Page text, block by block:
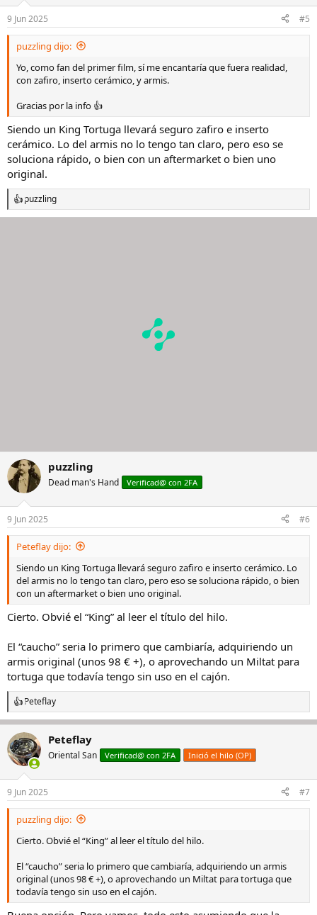
e
s
9 Jun 2025 #5
puzzling dijo:
Yo, como fan del primer film, sí me encantaría que fuera realidad,
con zafiro, inserto cerámico, y armis.
Gracias por la info 👍
Siendo un King Tortuga llevará seguro zafiro e inserto
cerámico. Lo del armis no lo tengo tan claro, pero eso se
soluciona rápido, o bien con un aftermarket o bien uno
original.
R
e
puzzling
puzzling
Dead man's Hand Verificad@ con 2FA
9 Jun 2025 #6
Peteflay dijo:
Siendo un King Tortuga llevará seguro zafiro e inserto cerámico. Lo
del armis no lo tengo tan claro, pero eso se soluciona rápido, o bien
con un aftermarket o bien uno original.
Cierto. Obvié el “King” al leer el título del hilo.
El “caucho” seria lo primero que cambiaría, adquiriendo un
armis original (unos 98 € +), o aprovechando un Miltat para
tortuga que todavía tengo sin uso en el cajón.
R
e
c
c
i
e
s
Peteflay
Peteflay
Oriental San Verificad@ con 2FA Inició el hilo (OP)
9 Jun 2025 #7
puzzling dijo:
Cierto. Obvié el “King” al leer el título del hilo.
El “caucho” seria lo primero que cambiaría, adquiriendo un armis
original (unos 98 € +), o aprovechando un Miltat para tortuga que
todavía tengo sin uso en el cajón.